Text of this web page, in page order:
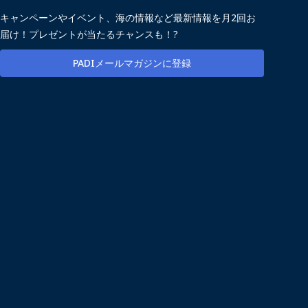
キャンペーンやイベント、海の情報など最新情報を月2回お
届け！プレゼントが当たるチャンスも！?
PADIメールマガジンに登録